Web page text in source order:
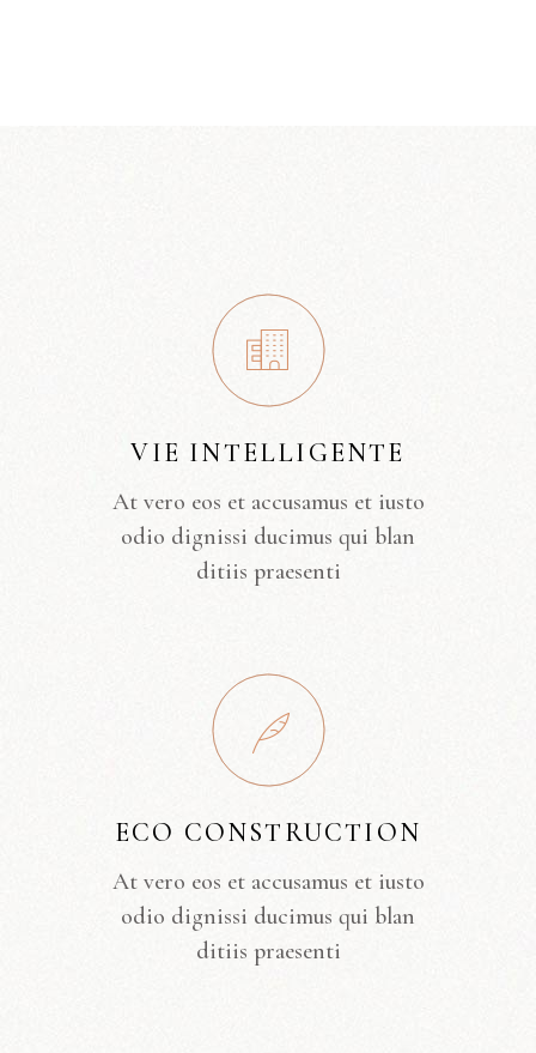
VIE INTELLIGENTE
At vero eos et accusamus et iusto
odio dignissi ducimus qui blan
ditiis praesenti
ECO CONSTRUCTION
At vero eos et accusamus et iusto
odio dignissi ducimus qui blan
ditiis praesenti